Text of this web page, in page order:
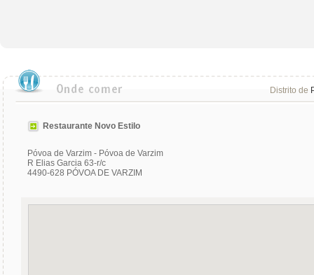
Distrito de
Restaurante Novo Estilo
Póvoa de Varzim - Póvoa de Varzim
R Elias Garcia 63-r/c
4490-628 PÓVOA DE VARZIM